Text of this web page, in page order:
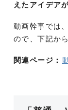
えたアイデア
動画幹事では
ので、下記か
関連ページ：